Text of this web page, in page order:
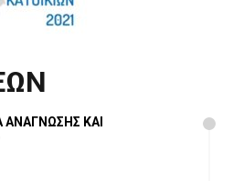
ΑΝΑΓΝΩΣΗΣ ΚΑΙ